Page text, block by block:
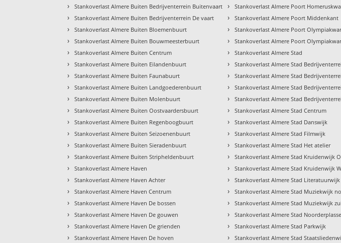
› Stankoverlast Almere Buiten Bedrijventerrein Buitenvaart
› Stankoverlast Almere Buiten Bedrijventerrein De vaart
› Stankoverlast Almere Buiten Bloemenbuurt
› Stankoverlast Almere Buiten Bouwmeesterbuurt
› Stankoverlast Almere Buiten Centrum
› Stankoverlast Almere Buiten Eilandenbuurt
› Stankoverlast Almere Buiten Faunabuurt
› Stankoverlast Almere Buiten Landgoederenbuurt
› Stankoverlast Almere Buiten Molenbuurt
› Stankoverlast Almere Buiten Oostvaardersbuurt
› Stankoverlast Almere Buiten Regenboogbuurt
› Stankoverlast Almere Buiten Seizoenenbuurt
› Stankoverlast Almere Buiten Sieradenbuurt
› Stankoverlast Almere Buiten Stripheldenbuurt
› Stankoverlast Almere Haven
› Stankoverlast Almere Haven Achter
› Stankoverlast Almere Haven Centrum
› Stankoverlast Almere Haven De bossen
› Stankoverlast Almere Haven De gouwen
› Stankoverlast Almere Haven De grienden
› Stankoverlast Almere Haven De hoven
› Stankoverlast Almere Poort
› Stankoverlast Almere Poort Middenkant
› Stankoverlast Almere Poort
› Stankoverlast Almere Poort
› Stankoverlast Almere Stad
› Stankoverlast Almere Stad
› Stankoverlast Almere Stad
› Stankoverlast Almere Stad
› Stankoverlast Almere Stad
› Stankoverlast Almere Stad Centrum
› Stankoverlast Almere Stad Danswijk
› Stankoverlast Almere Stad Filmwijk
› Stankoverlast Almere Stad Het atelier
› Stankoverlast Almere Stad Kruidenwijk
› Stankoverlast Almere Stad Kruidenwijk
› Stankoverlast Almere Stad Literatuurwijk
› Stankoverlast Almere Stad Muziekwijk
› Stankoverlast Almere Stad Muziekwijk
› Stankoverlast Almere Stad
› Stankoverlast Almere Stad Parkwijk
› Stankoverlast Almere Stad